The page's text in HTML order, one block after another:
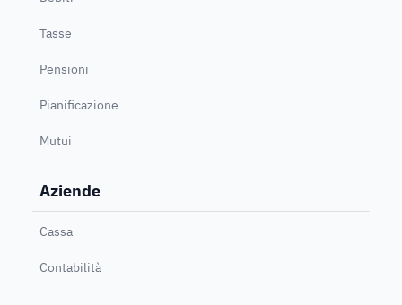
Tasse
Pensioni
Pianificazione
Mutui
Aziende
Cassa
Contabilità